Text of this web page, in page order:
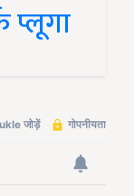
प्लूगा